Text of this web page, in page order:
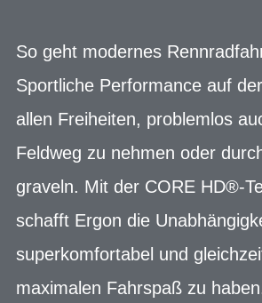
So geht modernes
Sportliche Performance auf
allen Freiheiten, problemlos
Feldweg zu nehmen oder
graveln. Mit der CORE HD®-
schafft Ergon die
superkomfortabel und
maximalen Fahrspaß zu